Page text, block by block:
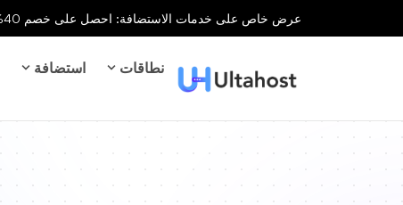
عرض خاص على خدمات الاستضافة: احصل على خصم 40% على جميع خدمات الاستضافة لفترة محدودة!
نطاقات استضافة